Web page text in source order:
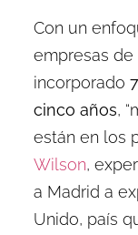
Con un
empresas de
incorporado
cinco años,
están en los
Wilson,
a Madrid a
Unido, país